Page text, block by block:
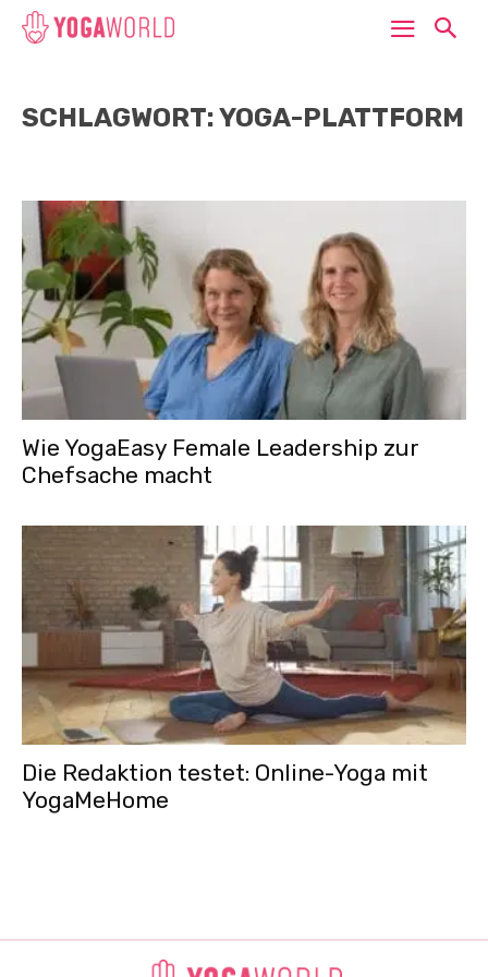
SCHLAGWORT: YOGA-PLATTFORM
Wie YogaEasy Female Leadership zur
Chefsache macht
Die Redaktion testet: Online-Yoga mit
YogaMeHome